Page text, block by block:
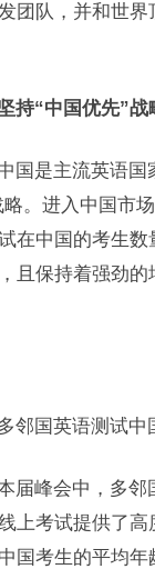
团队，并和世
持“中国优先”
国是主流英语国
略。进入中国市
在中国的考生
且保持着强劲的
邻国英语测试中
届峰会中，多邻
上考试提供了
国考生的平均